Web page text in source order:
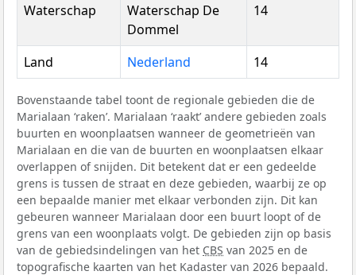
Waterschap
Waterschap De
Dommel
14
Land Nederland 14
Bovenstaande tabel toont de regionale gebieden die de
Marialaan ‘raken’. Marialaan ‘raakt’ andere gebieden zoals
buurten en woonplaatsen wanneer de geometrieën van
Marialaan en die van de buurten en woonplaatsen elkaar
overlappen of snijden. Dit betekent dat er een gedeelde
grens is tussen de straat en deze gebieden, waarbij ze op
een bepaalde manier met elkaar verbonden zijn. Dit kan
gebeuren wanneer Marialaan door een buurt loopt of de
grens van een woonplaats volgt. De gebieden zijn op basis
van de gebiedsindelingen van het CBS van 2025 en de
topografische kaarten van het Kadaster van 2026 bepaald.